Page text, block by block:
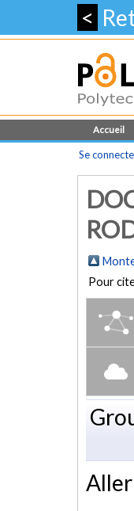
<
Accueil
Se
Pour
Aller